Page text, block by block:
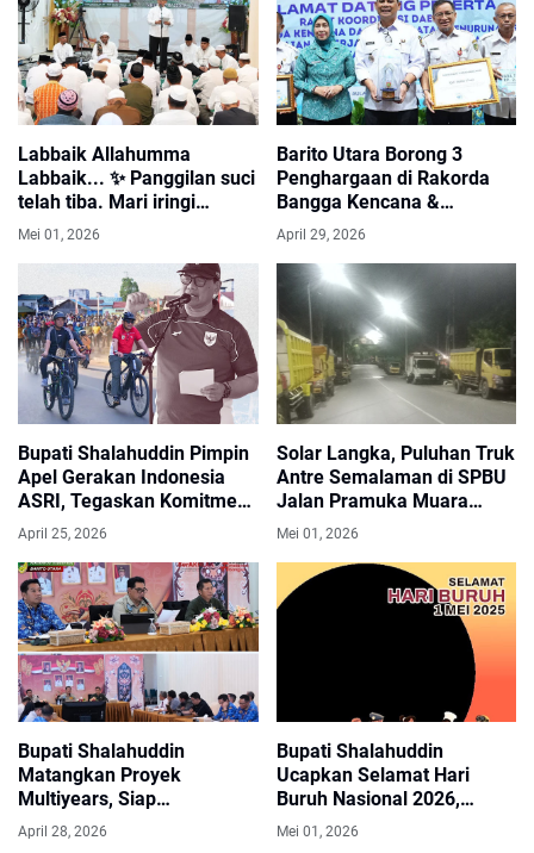
Labbaik Allahumma
Labbaik... ✨ Panggilan suci
telah tiba. Mari iringi
keberangkatan tamu-tamu
Mei 01, 2026
Barito Utara Borong 3
Penghargaan di Rakorda
Bangga Kencana &
Penurunan Stunting
April 29, 2026
Bupati Shalahuddin Pimpin
Apel Gerakan Indonesia
ASRI, Tegaskan Komitmen
Kebersihan Lingkungan
April 25, 2026
Solar Langka, Puluhan Truk
Antre Semalaman di SPBU
Jalan Pramuka Muara
Teweh
Mei 01, 2026
Bupati Shalahuddin
Matangkan Proyek
Multiyears, Siap
Dipaparkan ke DPRD Barito
Utara
April 28, 2026
Bupati Shalahuddin
Ucapkan Selamat Hari
Buruh Nasional 2026,
Apresiasi Peran Pekerja
dalam Pembangunan
Mei 01, 2026